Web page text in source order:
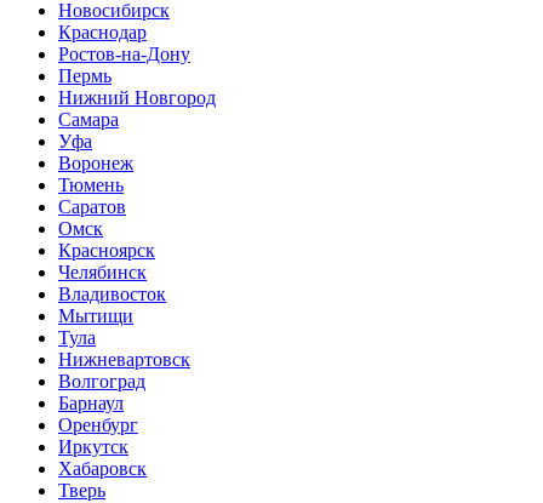
Новосибирск
Краснодар
Ростов-на-Дону
Пермь
Нижний Новгород
Самара
Уфа
Воронеж
Тюмень
Саратов
Омск
Красноярск
Челябинск
Владивосток
Мытищи
Тула
Нижневартовск
Волгоград
Барнаул
Оренбург
Иркутск
Хабаровск
Тверь